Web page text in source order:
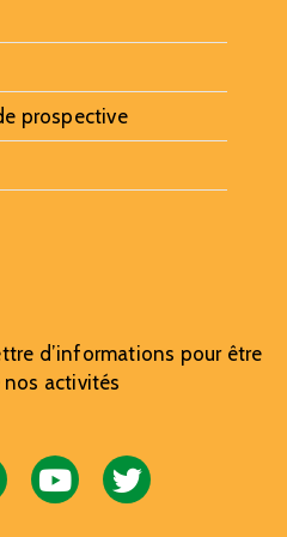
prospective
d’informations pour être
activités